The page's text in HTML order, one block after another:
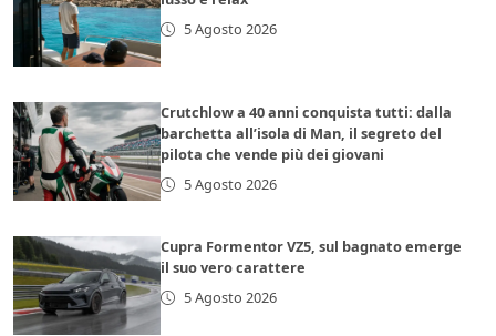
5 Agosto 2026
Crutchlow a 40 anni conquista tutti: dalla
barchetta all’isola di Man, il segreto del
pilota che vende più dei giovani
5 Agosto 2026
Cupra Formentor VZ5, sul bagnato emerge
il suo vero carattere
5 Agosto 2026